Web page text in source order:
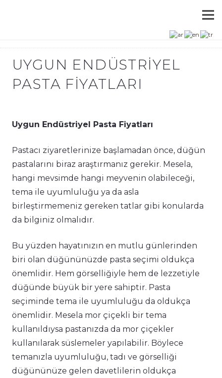
UYGUN ENDÜSTRIYEL
PASTA FIYATLARI
Uygun Endüstriyel Pasta Fiyatları
Pastacı ziyaretlerinize başlamadan önce, düğün
pastalarını biraz araştırmanız gerekir. Mesela,
hangi mevsimde hangi meyvenin olabileceği,
tema ile uyumluluğu ya da asla
birleştirmemeniz gereken tatlar gibi konularda
da bilginiz olmalıdır.
Bu yüzden hayatınızın en mutlu günlerinden
biri olan düğününüzde pasta seçimi oldukça
önemlidir. Hem görselliğiyle hem de lezzetiyle
düğünde büyük bir yere sahiptir. Pasta
seçiminde tema ile uyumluluğu da oldukça
önemlidir. Mesela mor çiçekli bir tema
kullanıldıysa pastanızda da mor çiçekler
kullanılarak süslemeler yapılabilir. Böylece
temanızla uyumluluğu, tadı ve görselliği
düğününüze gelen davetlilerin oldukça